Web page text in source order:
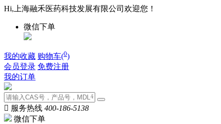
Hi,上海融禾医药科技发展有限公司欢迎您！
微信下单
我的收藏 购物车(0)
会员登录 免费注册
我的订单
 服务热线 400-186-5138
微信下单